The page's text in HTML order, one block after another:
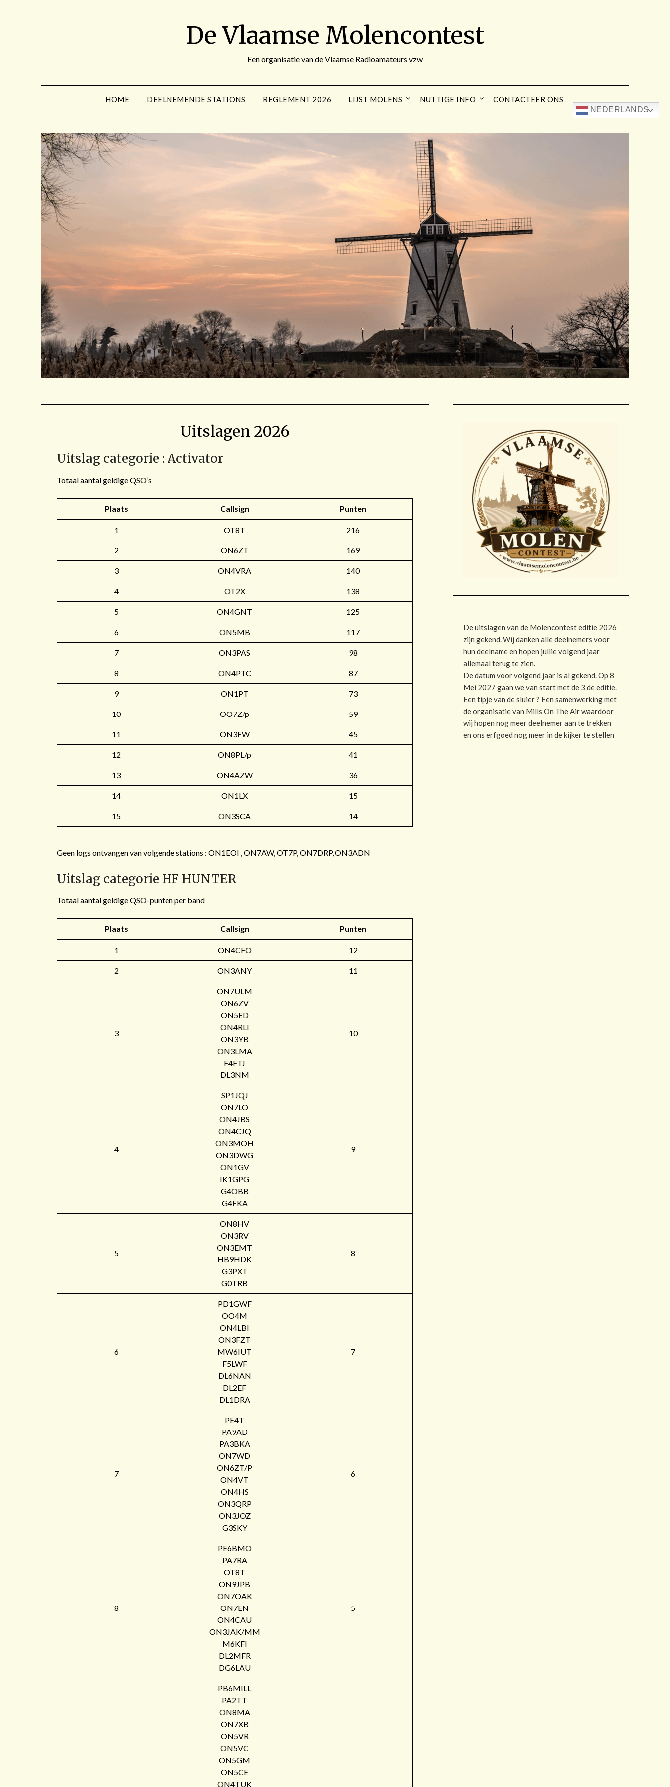
De Vlaamse Molencontest
Een organisatie van de Vlaamse Radioamateurs vzw
HOME DEELNEMENDE STATIONS REGLEMENT 2026 LIJST MOLENS NUTTIGE INFO CONTACTEER ONS
NEDERLANDS
Uitslagen 2026
Uitslag categorie : Activator
Totaal aantal geldige QSO’s
Plaats Callsign Punten
1 OT8T 216
2 ON6ZT 169
3 ON4VRA 140
4 OT2X 138
5 ON4GNT 125
6 ON5MB 117
7 ON3PAS 98
8 ON4PTC 87
9 ON1PT 73
10 OO7Z/p 59
11 ON3FW 45
12 ON8PL/p 41
13 ON4AZW 36
14 ON1LX 15
15 ON3SCA 14
Geen logs ontvangen van volgende stations : ON1EOI , ON7AW, OT7P, ON7DRP, ON3ADN
Uitslag categorie HF HUNTER
Totaal aantal geldige QSO-punten per band
Plaats Callsign Punten
1 ON4CFO 12
2 ON3ANY 11
3
ON7ULM
ON6ZV
ON5ED
ON4RLI
ON3YB
ON3LMA
F4FTJ
DL3NM
10
4
SP1JQJ
ON7LO
ON4JBS
ON4CJQ
ON3MOH
ON3DWG
ON1GV
IK1GPG
G4OBB
G4FKA
9
5
ON8HV
ON3RV
ON3EMT
HB9HDK
G3PXT
G0TRB
8
6
PD1GWF
OO4M
ON4LBI
ON3FZT
MW6IUT
F5LWF
DL6NAN
DL2EF
DL1DRA
7
7
PE4T
PA9AD
PA3BKA
ON7WD
ON6ZT/P
ON4VT
ON4HS
ON3QRP
ON3JOZ
G3SKY
6
8
PE6BMO
PA7RA
OT8T
ON9JPB
ON7OAK
ON7EN
ON4CAU
ON3JAK/MM
M6KFI
DL2MFR
DG6LAU
5
PB6MILL
PA2TT
ON8MA
ON7XB
ON5VR
ON5VC
ON5GM
ON5CE
ON4TUK
De uitslagen van de Molencontest editie 2026
zijn gekend. Wij danken alle deelnemers voor
hun deelname en hopen jullie volgend jaar
allemaal terug te zien.
De datum voor volgend jaar is al gekend. Op 8
Mei 2027 gaan we van start met de 3 de editie.
Een tipje van de sluier ? Een samenwerking met
de organisatie van Mills On The Air waardoor
wij hopen nog meer deelnemer aan te trekken
en ons erfgoed nog meer in de kijker te stellen